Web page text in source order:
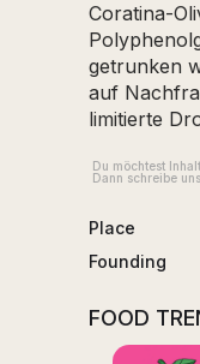
Coratina-
getrunken
auf
limitierte
Du möchtest
Dann schreibe
Place
Founding
FOOD